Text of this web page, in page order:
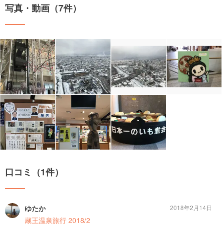
写真・動画（7件）
口コミ（1件）
ゆたか
蔵王温泉旅行 2018/2
2018年2月14日